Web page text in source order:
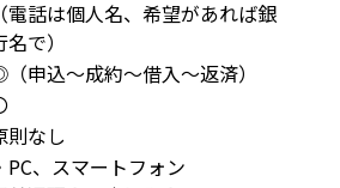
（電話は個人名、希望があれば銀
名で）
申込～成約～借入～返済）
則なし
PC、スマートフォン